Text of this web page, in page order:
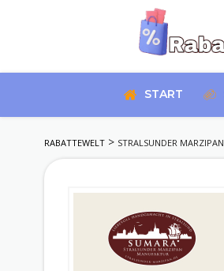
to
START
RABATTEWELT > STRALSUNDER MARZIPAN